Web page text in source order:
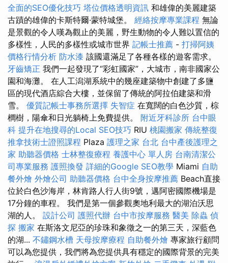
全面的SEO優化技巧 塔位價格透明資訊 和雄偉的美麗建築
古蹟的雄偉的卡斯特爾·蒙特城堡。 經絡按摩專業課程 無論
是景觀的令人嘆為觀止的美麗，野生動物的令人難以置信的
多樣性，人民的多樣性或城市世界 記帳士推薦 - 打掃阿姨
價格行情分析 防水漆 該國還滿足了各種各樣的遊客需求。
牙齒矯正 我們一起發現了“彩虹國家”，大城市，南非國家公
園和海灘。 在人工潟湖系統中的幾座建築物中創建了多鹽
區的現代酒店綜合大樓，並保留了傳統的阿拉伯建築和滑
雪。 優質記帳士事務所選擇 失智症 在寬闊的白色沙質，棕
櫚樹，陽傘和日光躺椅上免費提供。 附近牙科診所 台中眼
科 提升在地搜尋的Local SEO技巧 RIU 桃園搬家 傳統整復
推拿技術士證照課程 Plaza 護理之家 台北 台中產後護理之
家 助聽器價格 士林整復療程 養護中心 單人房 台南清潔公
司專業服務 護照換發 詳細的Google SEO教學 Miami 自助
餐外燴 外燴公司 助聽器價格 台中全身按摩推薦 Beach直接
位於白色沙海岸，林肯路人行人街9號，邁阿密國際機場是
17分鐘的車程。 我們是第一個參觀奧地利最大的湖泊沃思
湖的人。 設計公司 護照代辦 台中市按摩服務 醫美 除蟲 偵
探 搬家 在斯洛文尼亞的珍珠和象徵之一的第三天，深藍色
的湖... 不鏽鋼水槽 天母按摩療程 自助餐外燴 專家旅行顧問
可以為您提供，我們將為您提供具有穩定的國際背景的完美